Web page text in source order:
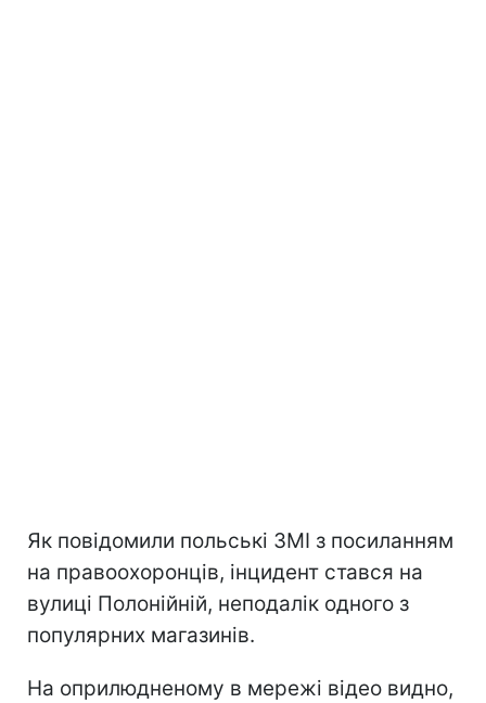
Як повідомили польські ЗМІ з посиланням
на правоохоронців, інцидент стався на
вулиці Полонійній, неподалік одного з
популярних магазинів.
На оприлюдненому в мережі відео видно,